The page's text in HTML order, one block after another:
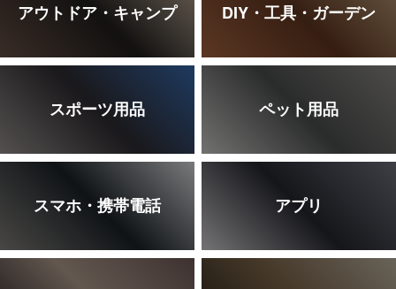
アウトドア・キャンプ DIY・工具・ガーデン
スポーツ用品 ペット用品
スマホ・携帯電話 アプリ